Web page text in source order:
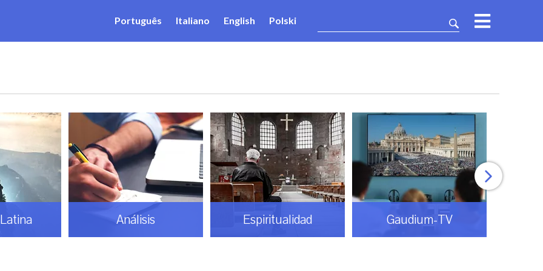
Português Italiano English Polski
Análisis Espiritualidad Gaudium-TV